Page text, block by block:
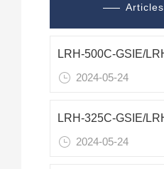
Articles
2024-05-24
2024-05-24